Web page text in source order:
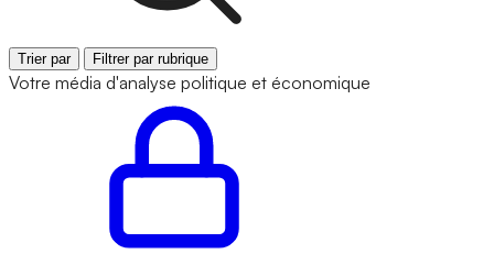
Trier par Filtrer par rubrique
Votre média d'analyse politique et économique